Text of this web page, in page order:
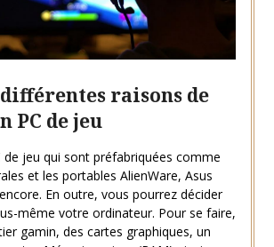
raisons de
PC de jeu
de jeu qui sont préfabriquées comme
et les portables AlienWare, Asus
En outre, vous pourrez décider
même votre ordinateur. Pour se faire,
gamin, des cartes graphiques, un